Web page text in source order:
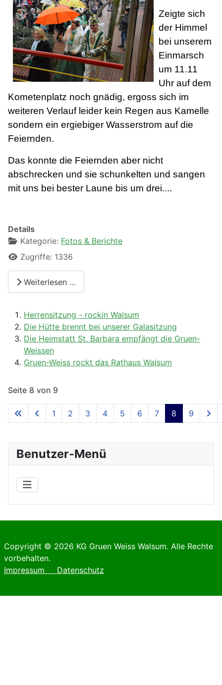
Benutzer-Menü
Zeigte sich
der Himmel
bei unserem
Einmarsch
um 11.11
Uhr auf dem
Kometenplatz noch gnädig, ergoss sich im
weiteren Verlauf leider kein Regen aus Kamelle
sondern ein ergiebiger Wasserstrom auf die
Feiernden.
Das konnte die Feiernden aber nicht
abschrecken und sie schunkelten und sangen
mit uns bei bester Laune bis um drei....
Details
Kategorie: Fotos & Berichte
Zugriffe: 1336
Weiterlesen …
Herrensitzung - rockin Walsum
Die Hütte brennt bei unserer Galasitzung
Die Heimstatt St. Barbara empfängt die Gruen-
Weissen
Gruen-Weiss rockt das Rathaus Walsum
Seite 8 von 9
1 2 3 4 5 6 7 8 9
Copyright © 2026 KG Gruen Weiss Walsum. Alle Rechte
vorbehalten.
Impressum Datenschutz